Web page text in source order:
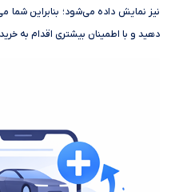
نیز نمایش داده می‌شود؛ بنابراین
دهید و با اطمینان بیشتری اقدام به